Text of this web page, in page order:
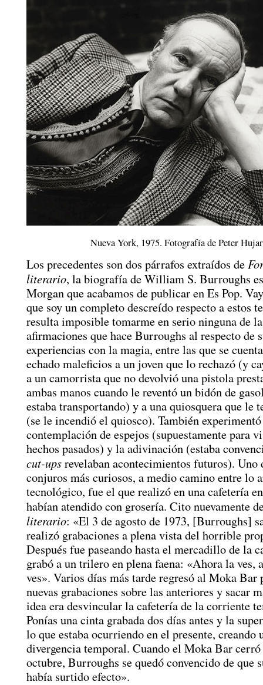
Nueva York, 1975. Fotografía de Peter
Los precedentes son dos párrafos extraídos de
literario, la biografía de William S. Burroughs
Morgan que acabamos de publicar en Es Pop.
que soy un completo descreído respecto a estos
resulta imposible tomarme en serio ninguna de
afirmaciones que hace Burroughs al respecto de
experiencias con la magia, entre las que se
echado maleficios a un joven que lo rechazó (y
a un camorrista que no devolvió una pistola
ambas manos cuando le reventó un bidón de
estaba transportando) y a una quiosquera que le
(se le incendió el quiosco). También
contemplación de espejos (supuestamente para
hechos pasados) y la adivinación (estaba
cut-upsrevelaban acontecimientos futuros). Uno
conjuros más curiosos, a medio camino entre lo
tecnológico, fue el que realizó en una cafetería
habían atendido con grosería. Cito nuevamente
literario: «El 3 de agosto de 1973, [Burroughs]
realizó grabaciones a plena vista del horrible
Después fue paseando hasta el mercadillo de la
grabó a un trilero en plena faena: «Ahora la ves,
ves». Varios días más tarde regresó al Moka Bar
nuevas grabaciones sobre las anteriores y sacar
idea era desvincular la cafetería de la corriente
Ponías una cinta grabada dos días antes y la
lo que estaba ocurriendo en el presente, creando
divergencia temporal. Cuando el Moka Bar
octubre, Burroughs se quedó convencido de que
había surtido efecto».